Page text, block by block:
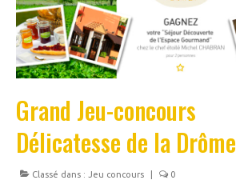
Grand Jeu-concours
Délicatesse de la Drôme
Classé dans : Jeu concours 0